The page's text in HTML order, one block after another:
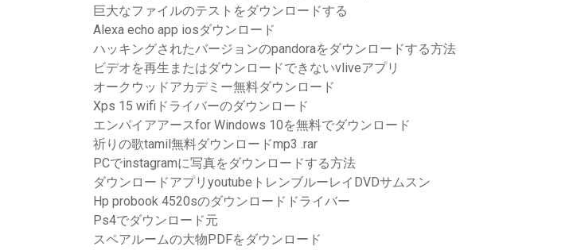
巨大なファイルのテストをダウンロードする
Alexa echo app iosダウンロード
ハッキングされたバージョンのpandoraをダウンロードする方法
ビデオを再生またはダウンロードできないvliveアプリ
オークウッドアカデミー無料ダウンロード
Xps 15 wifiドライバーのダウンロード
エンパイアアースfor Windows 10を無料でダウンロード
祈りの歌tamil無料ダウンロードmp3 .rar
PCでinstagramに写真をダウンロードする方法
ダウンロードアプリyoutubeトレンブルーレイDVDサムスン
Hp probook 4520sのダウンロードドライバー
Ps4でダウンロード元
スペアルームの大物PDFをダウンロード